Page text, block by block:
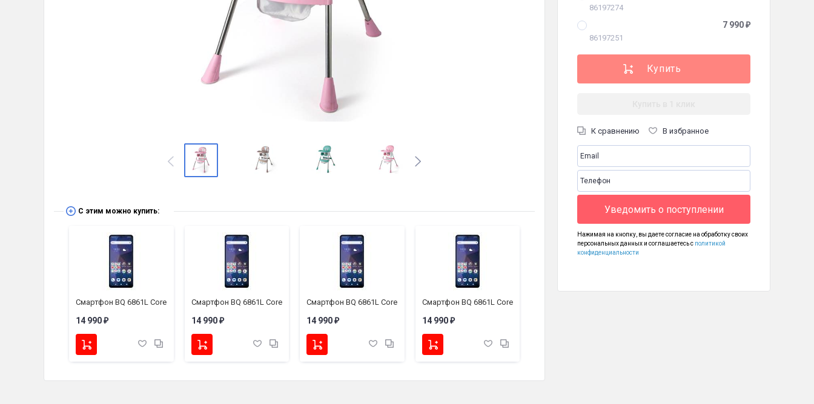
86197274
7 990 ₽
86197251
К сравнению В избранное
Уведомить о поступлении
Нажимая на кнопку, вы даете согласие на обработку своих
персональных данных и соглашаетесь с политикой
конфиденциальности
С этим можно купить:
Смартфон BQ 6861L Core
14 990 ₽
Смартфон BQ 6861L Core
14 990 ₽
Смартфон BQ 6861L Core
14 990 ₽
Смартфон BQ 6861L Core
14 990 ₽